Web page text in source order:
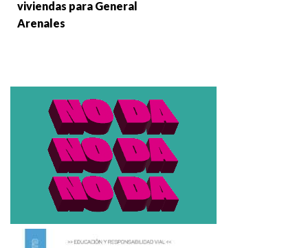
viviendas para General
Arenales